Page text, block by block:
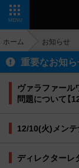
MENU
ホーム お知らせ
重要なお知ら
ヴァラファール
問題について【
12/10(火)メン
ディレクターレ